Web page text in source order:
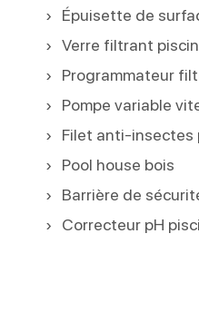
Épuisette de
Verre filtrant
Programmateur
Pompe variable
Filet anti-insectes
Pool house bois
Barrière de
Correcteur pH